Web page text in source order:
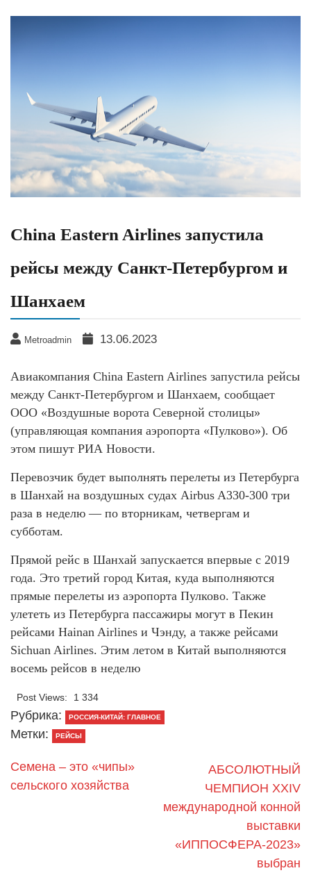
China Eastern Airlines запустила
рейсы между Санкт-Петербургом и
Шанхаем
Metroadmin 13.06.2023
Авиакомпания China Eastern Airlines запустила рейсы
между Санкт-Петербургом и Шанхаем, сообщает
ООО «Воздушные ворота Северной столицы»
(управляющая компания аэропорта «Пулково»). Об
этом пишут РИА Новости.
Перевозчик будет выполнять перелеты из Петербурга
в Шанхай на воздушных судах Airbus A330-300 три
раза в неделю — по вторникам, четвергам и
субботам.
Прямой рейс в Шанхай запускается впервые с 2019
года. Это третий город Китая, куда выполняются
прямые перелеты из аэропорта Пулково. Также
улететь из Петербурга пассажиры могут в Пекин
рейсами Hainan Airlines и Чэнду, а также рейсами
Sichuan Airlines. Этим летом в Китай выполняются
восемь рейсов в неделю
Post Views: 1 334
Рубрика: РОССИЯ-КИТАЙ: ГЛАВНОЕ
Метки: РЕЙСЫ
Семена – это «чипы»
сельского хозяйства
АБСОЛЮТНЫЙ
ЧЕМПИОН XXIV
международной конной
выставки
«ИППОСФЕРА-2023»
выбран